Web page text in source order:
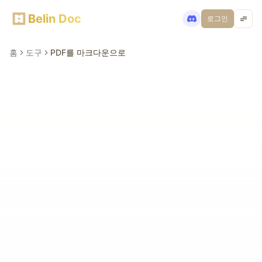
Belin Doc 로그인
홈 도구 PDF를 마크다운으로